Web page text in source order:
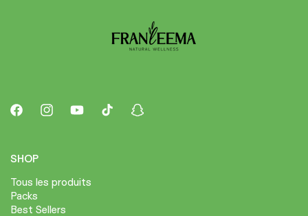
FacebookInstagramYouTubeTikTok Snapchat
SHOP
Tous les produits
Packs
Best Sellers